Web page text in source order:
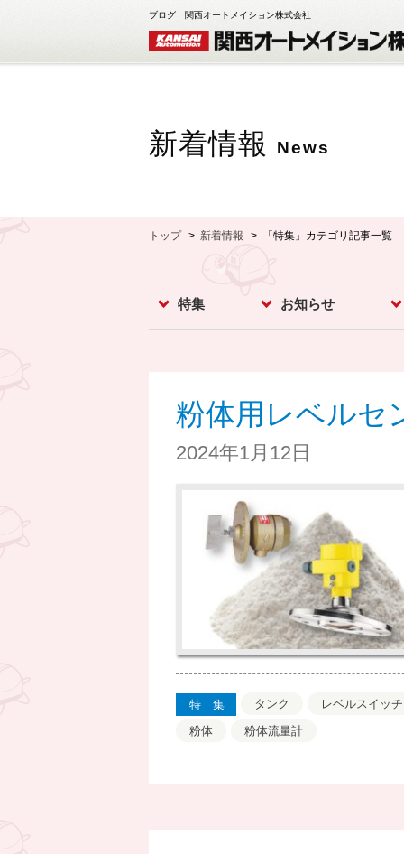
ブログ 関西オートメイション株式会社
新着情報 News
トップ 新着情報 「特集」カテゴリ記事一覧
特集 お知らせ
ん
粉体用レベルセ
2024年1月12日
特集 タンク
レベルスイッチ
粉体
粉体流量計